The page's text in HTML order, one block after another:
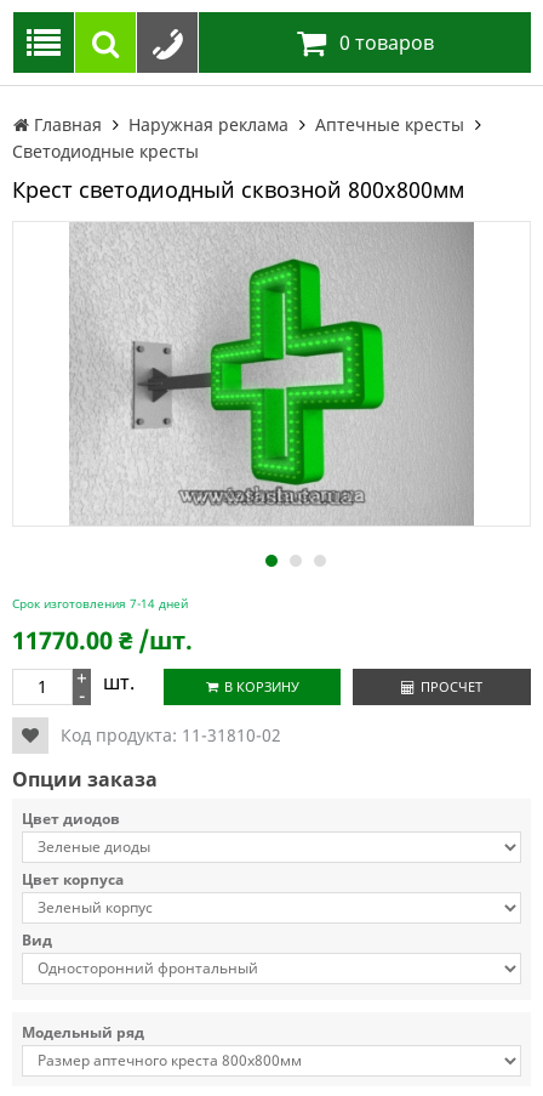
0 товаров
Главная Наружная реклама
Аптечные кресты
Светодиодные кресты
Крест светодиодный сквозной 800х800мм
1 2 3
Срок изготовления 7-14 дней
11770.00₴ /шт.
+
- шт. В КОРЗИНУ ПРОСЧЕТ
Код продукта: 11-31810-02
Опции заказа
Цвет диодов
Цвет корпуса
Вид
Модельный ряд